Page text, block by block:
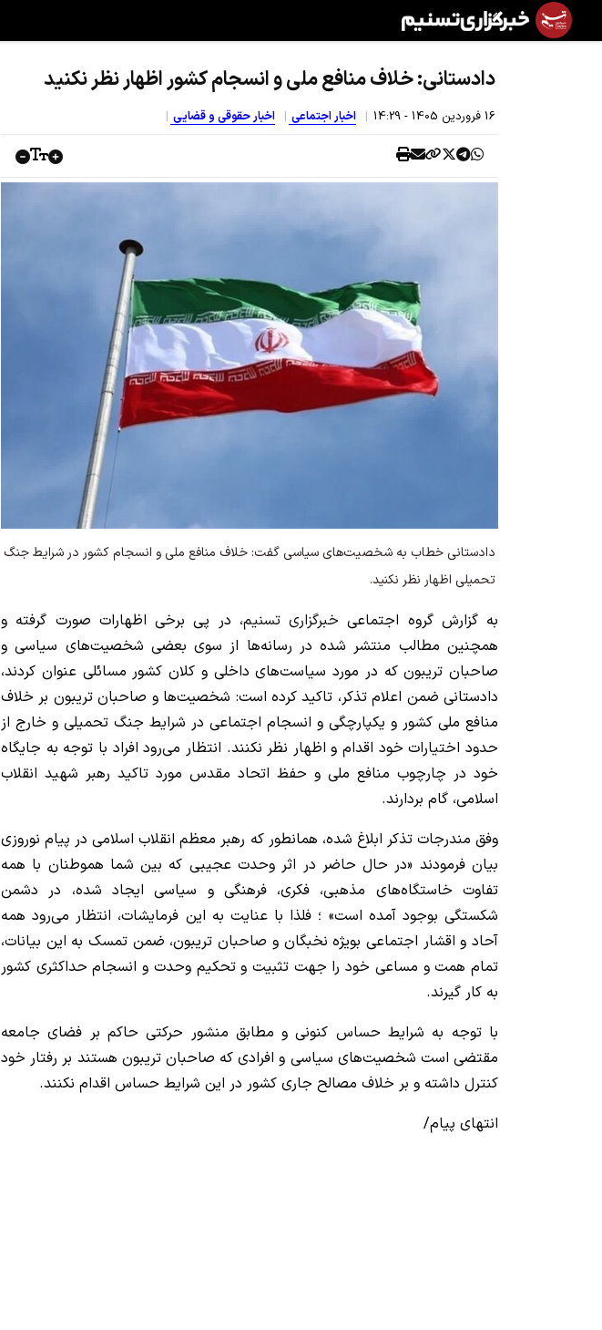
دادستانی: خلاف منافع ملی و انسجام کشور اظهار نظر نکنید
16 فروردين 1405 - 14:29 اخبار اجتماعی اخبار حقوقی و قضایی
دادستانی خطاب به شخصیت‌های سیاسی گفت: خلاف منافع ملی و انسجام کشور در شرایط جنگ
تحمیلی اظهار نظر نکنید.
به گزارش گروه اجتماعی خبرگزاری تسنیم، در پی برخی اظهارات صورت گرفته و
همچنین مطالب منتشر شده در رسانه‌ها از سوی بعضی شخصیت‌های سیاسی و
صاحبان تریبون که در مورد سیاست‌های داخلی و کلان کشور مسائلی عنوان کردند،
دادستانی ضمن اعلام تذکر، تاکید کرده است: شخصیت‌ها و صاحبان تریبون بر خلاف
منافع ملی کشور و یکپارچگی و انسجام اجتماعی در شرایط جنگ تحمیلی و خارج از
حدود اختیارات خود اقدام و اظهار نظر نکنند. انتظار می‌رود افراد با توجه به جایگاه
خود در چارچوب منافع ملی و حفظ اتحاد مقدس مورد تاکید رهبر شهید انقلاب
اسلامی، گام بردارند.
وفق مندرجات تذکر ابلاغ شده، همانطور که رهبر معظم انقلاب اسلامی در پیام نوروزی
بیان فرمودند «در حال حاضر در اثر وحدت عجیبی که بین شما هموطنان با همه
تفاوت خاستگاه‌های مذهبی، فکری، فرهنگی و سیاسی ایجاد شده، در دشمن
شکستگی بوجود آمده است» ؛ فلذا با عنایت به این فرمایشات، انتظار می‌رود همه
آحاد و اقشار اجتماعی بویژه نخبگان و صاحبان تریبون، ضمن تمسک به این بیانات،
تمام همت و مساعی خود را جهت تثبیت و تحکیم وحدت و انسجام حداکثری کشور
به کار گیرند.
با توجه به شرایط حساس کنونی و مطابق منشور حرکتی حاکم بر فضای جامعه
مقتضی است شخصیت‌های سیاسی و افرادی که صاحبان تریبون هستند بر رفتار خود
کنترل داشته و بر خلاف مصالح جاری کشور در این شرایط حساس اقدام نکنند.
انتهای پیام/